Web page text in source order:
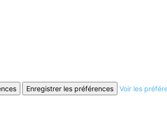
Enregistrer les préférences Voir les